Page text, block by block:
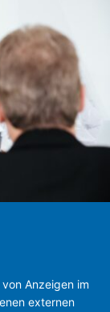
Anzeigen im
externen